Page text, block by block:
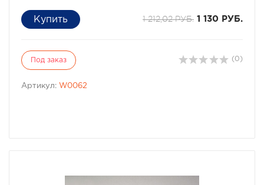
1 212,02 РУБ. 1 130 РУБ.
Под заказ (0)
Артикул: W0062